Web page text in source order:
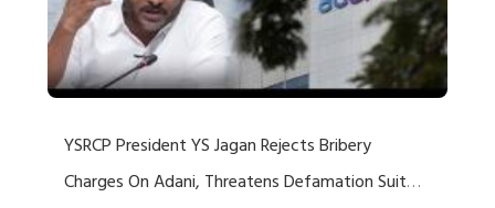
YSRCP President YS Jagan Rejects Bribery
Charges On Adani, Threatens Defamation Suit